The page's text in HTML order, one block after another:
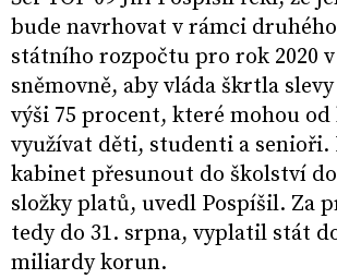
bude navrhovat v rámci
státního rozpočtu pro rok 2020 v
sněmovně, aby vláda škrtla
výši 75 procent, které mohou od
využívat děti, studenti a senioři.
kabinet přesunout do školství
složky platů, uvedl Pospíšil. Za
tedy do 31. srpna, vyplatil stát
miliardy korun.